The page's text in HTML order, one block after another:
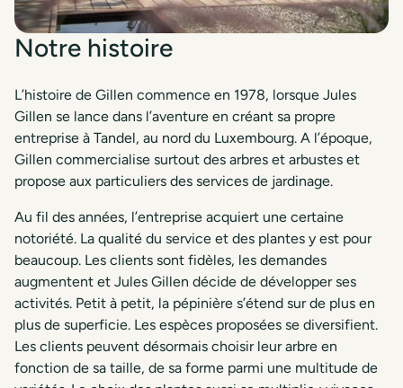
Notre histoire
L’histoire de Gillen commence en 1978, lorsque Jules
Gillen se lance dans l’aventure en créant sa propre
entreprise à Tandel, au nord du Luxembourg. A l’époque,
Gillen commercialise surtout des arbres et arbustes et
propose aux particuliers des services de jardinage.
Au fil des années, l’entreprise acquiert une certaine
notoriété. La qualité du service et des plantes y est pour
beaucoup. Les clients sont fidèles, les demandes
augmentent et Jules Gillen décide de développer ses
activités. Petit à petit, la pépinière s’étend sur de plus en
plus de superficie. Les espèces proposées se diversifient.
Les clients peuvent désormais choisir leur arbre en
fonction de sa taille, de sa forme parmi une multitude de